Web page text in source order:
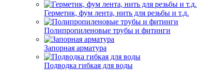
Герметик, фум лента, нить для резьбы и т.д.
Полипропиленовые трубы и фитинги
Запорная арматура
Подводка гибкая для воды